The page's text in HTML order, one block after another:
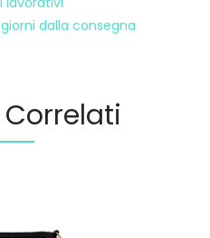
dalla consegna